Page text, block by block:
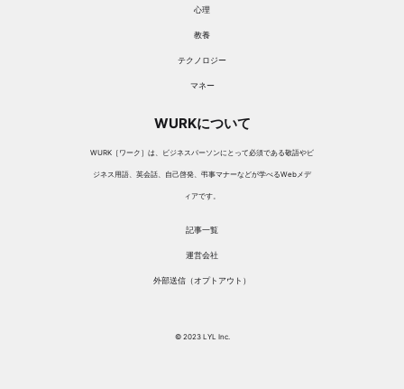
心理
教養
テクノロジー
マネー
WURKについて
WURK［ワーク］は、ビジネスパーソンにとって必須である敬語やビ
ジネス用語、英会話、自己啓発、弔事マナーなどが学べるWebメデ
ィアです。
記事一覧
運営会社
外部送信（オプトアウト）
© 2023 LYL Inc.